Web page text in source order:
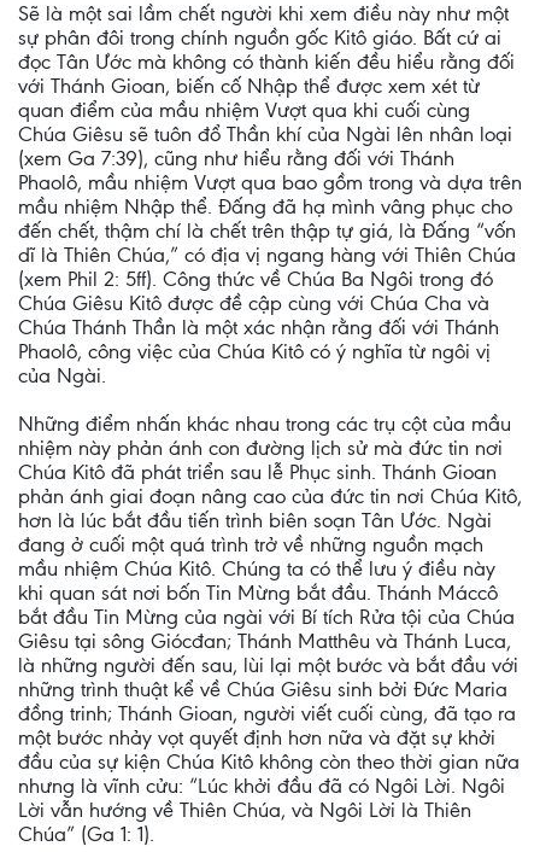
Sẽ là một sai lầm chết người khi xem điều này như một
sự phân đôi trong chính nguồn gốc Kitô giáo. Bất cứ ai
đọc Tân Ước mà không có thành kiến đều hiểu rằng đối
với Thánh Gioan, biến cố Nhập thể được xem xét từ
quan điểm của mầu nhiệm Vượt qua khi cuối cùng
Chúa Giêsu sẽ tuôn đổ Thần khí của Ngài lên nhân loại
(xem Ga 7:39), cũng như hiểu rằng đối với Thánh
Phaolô, mầu nhiệm Vượt qua bao gồm trong và dựa trên
mầu nhiệm Nhập thể. Đấng đã hạ mình vâng phục cho
đến chết, thậm chí là chết trên thập tự giá, là Đấng “vốn
dĩ là Thiên Chúa,” có địa vị ngang hàng với Thiên Chúa
(xem Phil 2: 5ff). Công thức về Chúa Ba Ngôi trong đó
Chúa Giêsu Kitô được đề cập cùng với Chúa Cha và
Chúa Thánh Thần là một xác nhận rằng đối với Thánh
Phaolô, công việc của Chúa Kitô có ý nghĩa từ ngôi vị
của Ngài.
Những điểm nhấn khác nhau trong các trụ cột của mầu
nhiệm này phản ánh con đường lịch sử mà đức tin nơi
Chúa Kitô đã phát triển sau lễ Phục sinh. Thánh Gioan
phản ánh giai đoạn nâng cao của đức tin nơi Chúa Kitô,
hơn là lúc bắt đầu tiến trình biên soạn Tân Ước. Ngài
đang ở cuối một quá trình trở về những nguồn mạch
mầu nhiệm Chúa Kitô. Chúng ta có thể lưu ý điều này
khi quan sát nơi bốn Tin Mừng bắt đầu. Thánh Máccô
bắt đầu Tin Mừng của ngài với Bí tích Rửa tội của Chúa
Giêsu tại sông Giócđan; Thánh Matthêu và Thánh Luca,
là những người đến sau, lùi lại một bước và bắt đầu với
những trình thuật kể về Chúa Giêsu sinh bởi Đức Maria
đồng trinh; Thánh Gioan, người viết cuối cùng, đã tạo ra
một bước nhảy vọt quyết định hơn nữa và đặt sự khởi
đầu của sự kiện Chúa Kitô không còn theo thời gian nữa
nhưng là vĩnh cửu: “Lúc khởi đầu đã có Ngôi Lời. Ngôi
Lời vẫn hướng về Thiên Chúa, và Ngôi Lời là Thiên
Chúa” (Ga 1: 1).